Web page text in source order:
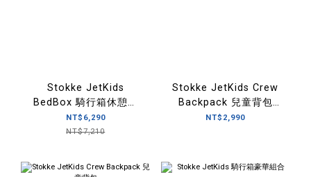
Stokke JetKids
BedBox 騎行箱休憩版
(無背包)
NT$6,290
NT$7,210
Stokke JetKids Crew
Backpack 兒童背包
(Disney限量款)
NT$2,990